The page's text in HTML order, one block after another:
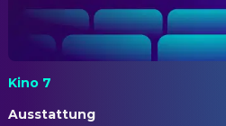
Kino 7
Ausstattung